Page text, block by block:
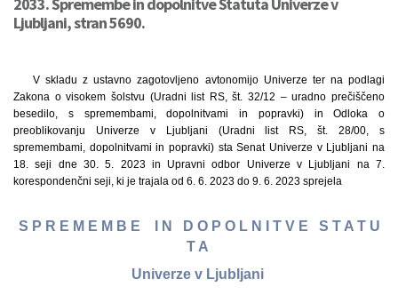
Ljubljani, stran 5690.
V skladu z ustavno zagotovljeno avtonomijo Univerze ter na podlagi
Zakona o visokem šolstvu (Uradni list RS, št. 32/12 – uradno prečiščeno
besedilo, s spremembami, dopolnitvami in popravki) in Odloka o
preoblikovanju Univerze v Ljubljani (Uradni list RS, št. 28/00, s
spremembami, dopolnitvami in popravki) sta Senat Univerze v Ljubljani na
18. seji dne 30. 5. 2023 in Upravni odbor Univerze v Ljubljani na 7.
korespondenčni seji, ki je trajala od 6. 6. 2023 do 9. 6. 2023 sprejela
S P R E M E M B E I N D O P O L N I T V E S T A T U
T A
Univerze v Ljubljani